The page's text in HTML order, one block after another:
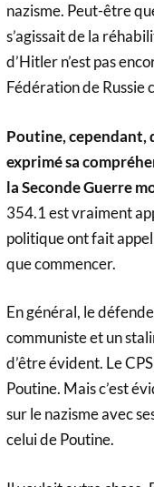
nazisme. Peut-être
s’agissait de la
d’Hitler n’est pas
Fédération de Russie
Poutine, cependant,
exprimé sa
la Seconde Guerre
354.1 est vraiment
politique ont fait
que commencer.
En général, le
communiste et un
d’être évident. Le
Poutine. Mais c’est
sur le nazisme avec
celui de Poutine.